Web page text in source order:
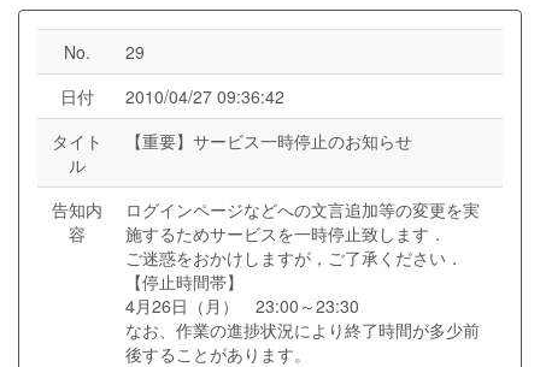
No.
29
日付
2010/04/27 09:36:42
タイト
ル
【重要】サービス一時停止のお知らせ
告知内
容
ログインページなどへの文言追加等の変更を実
施するためサービスを一時停止致します．
ご迷惑をおかけしますが，ご了承ください．
【停止時間帯】
4月26日（月） 23:00～23:30
なお、作業の進捗状況により終了時間が多少前
後することがあります。